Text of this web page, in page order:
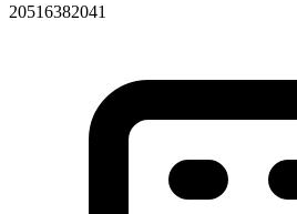
20516382041